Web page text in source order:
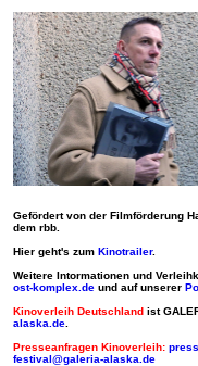
Gefördert von der Filmförderung
dem rbb.
Hier geht's zum Kinotrailer.
Weitere Intormationen und
ost-komplex.de und auf unserer
Kinoverleih Deutschland ist
alaska.de
Presseanfragen Kinoverleih:
festival@galeria-alaska.de